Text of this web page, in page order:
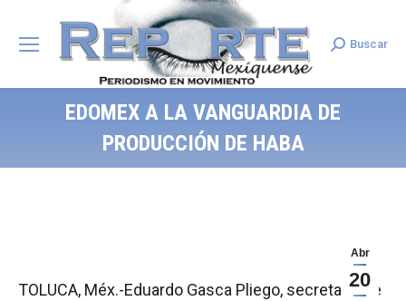
Search:
Buscar
EDOMEX A LA VANGUARDIA DE
PRODUCCIÓN DE HABA
Abr
20
TOLUCA, Méx.-Eduardo Gasca Pliego, secretario de